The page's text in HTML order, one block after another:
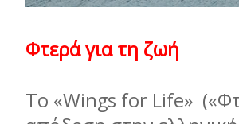
Φτερά για τη ζωή
Το «Wings for Life»